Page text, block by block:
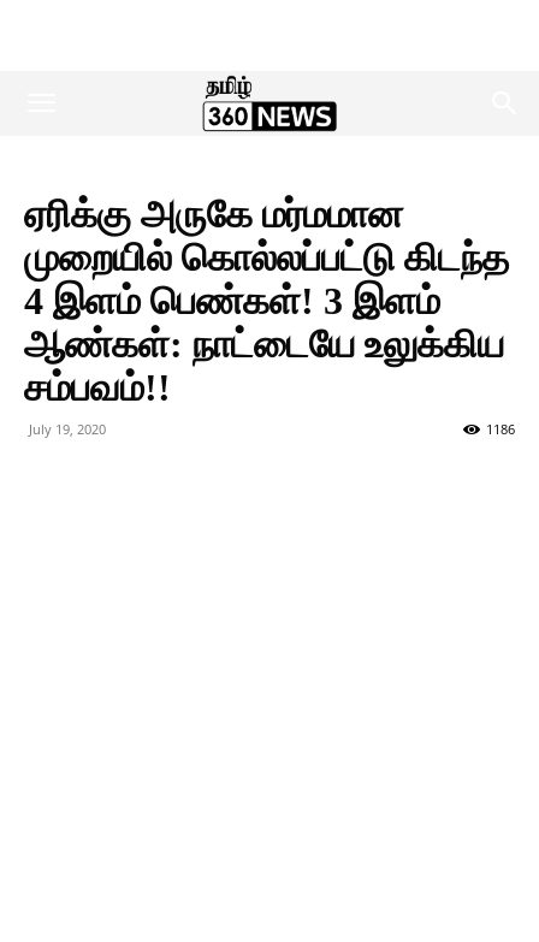
ஏரிக்கு அருகே மர்மமான
முறையில் கொல்லப்பட்டு கிடந்த
4 இளம் பெண்கள்! 3 இளம்
ஆண்கள்: நாட்டையே உலுக்கிய
சம்பவம்!!
July 19, 2020 1186